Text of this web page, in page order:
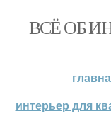
ВСЁ ОБ
интерьер для